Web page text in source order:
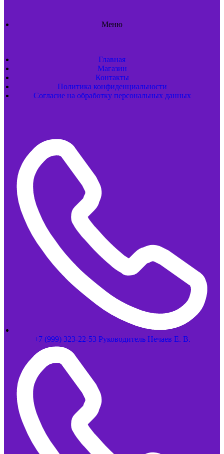
Меню
Главная
Магазин
Контакты
Политика конфиденциальности
Согласие на обработку персональных данных
+7 (999) 323-22-53 Руководитель Нечаев Е. В.